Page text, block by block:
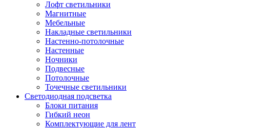
Лофт светильники
Магнитные
Мебельные
Накладные светильники
Настенно-потолочные
Настенные
Ночники
Подвесные
Потолочные
Точечные светильники
Светодиодная подсветка
Блоки питания
Гибкий неон
Комплектующие для лент